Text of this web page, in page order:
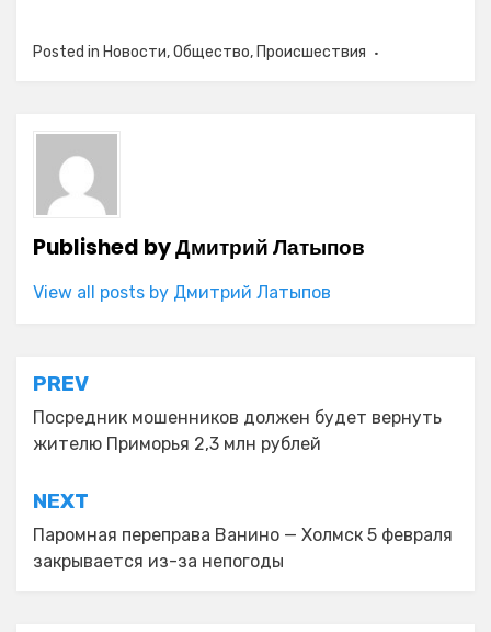
Posted in Новости,Общество, Происшествия
Published byДмитрий Латыпов
View all posts by Дмитрий Латыпов
Навигация
по
записям
PREV
Посредник мошенников должен будет вернуть
жителю Приморья 2,3 млн рублей
NEXT
Паромная переправа Ванино — Холмск 5 февраля
закрывается из-за непогоды